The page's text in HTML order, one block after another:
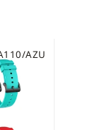
AZU